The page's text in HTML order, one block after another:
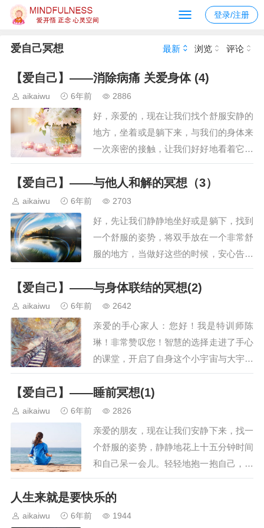
登录/注册
爱自己冥想 最新 浏览 评论
【爱自己】——消除病痛 关爱身体 (4)
aikaiwu 6年前 2886
好，亲爱的，现在让我们找个舒服安静的
地方，坐着或是躺下来，与我们的身体来
一次亲密的接触，让我们好好地看着它；
与它来一次最深情的对话；请慢慢地闭上
眼睛，深呼吸，把自己带到此时此刻；吸
气时感到空气流经自己的鼻腔进入肺部的
感觉，感觉胸腔随着一呼一吸而自然地收
缩扩展，全身的每一个细胞在吸气时得到
了氧气和能量…
【爱自己】——与他人和解的冥想（3）
aikaiwu 6年前 2703
好，先让我们静静地坐好或是躺下，找到
一个舒服的姿势，将双手放在一个非常舒
服的地方，当做好这些的时候，安心告诉
自己“我准备好了！”然后让我们把注意力
放到呼吸上：好，吸气，全身心地感受空
气经由自己的鼻腔慢慢地进入到咽部、喉
部、气管、支气管直到肺泡；经由肺泡的
毛细血管的血红蛋白将富含氧的血液输送
到了全身的…
【爱自己】——与身体联结的冥想(2)
aikaiwu 6年前 2642
亲爱的手心家人：您好！我是特训师陈
琳！非常赞叹您！智慧的选择走进了手心
的课堂，开启了自身这个小宇宙与大宇宙
高频率链接的密码，建立了与最高频率
——“爱”之间一条即时通道，可以随时随
地享受爱的抚慰！无论在生活中我们处于
何种艰难困苦，我们比一些人多了一条自
救的方法：联结源头、联结爱、联结那个
被我们遗忘多年…
【爱自己】——睡前冥想(1)
aikaiwu 6年前 2826
亲爱的朋友，现在让我们安静下来，找一
个舒服的姿势，静静地花上十五分钟时间
和自己呆一会儿。轻轻地抱一抱自己，用
你的双手（用心指引着你的双手到达每一
个手触碰不到之处 ）从头到脚地抚摸你
的每一寸肌肤，同时轻轻地对她说上一
人生来就是要快乐的
aikaiwu 6年前 1944